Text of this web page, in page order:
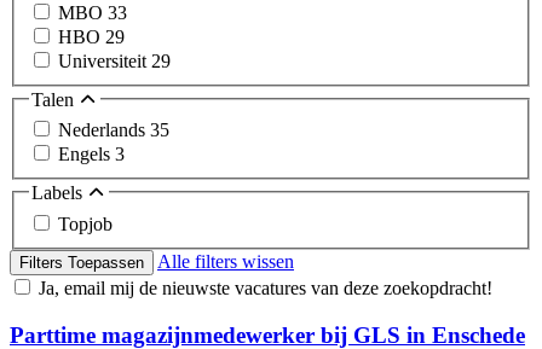
MBO 33
HBO 29
Universiteit 29
Talen
Nederlands 35
Engels 3
Labels
Topjob
Filters Toepassen
Alle filters wissen
Ja, email mij de nieuwste vacatures van deze zoekopdracht!
Parttime magazijnmedewerker bij GLS in Enschede